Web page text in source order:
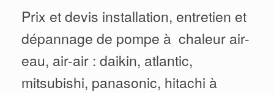
Prix et devis installation, entretien et
dépannage de pompe à chaleur air-
eau, air-air : daikin, atlantic,
mitsubishi, panasonic, hitachi à